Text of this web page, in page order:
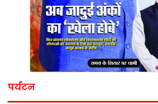
पर्यटन